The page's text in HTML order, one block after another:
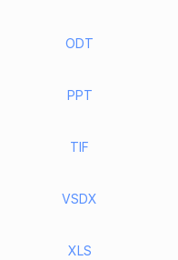
ODT
PPT
TIF
VSDX
XLS